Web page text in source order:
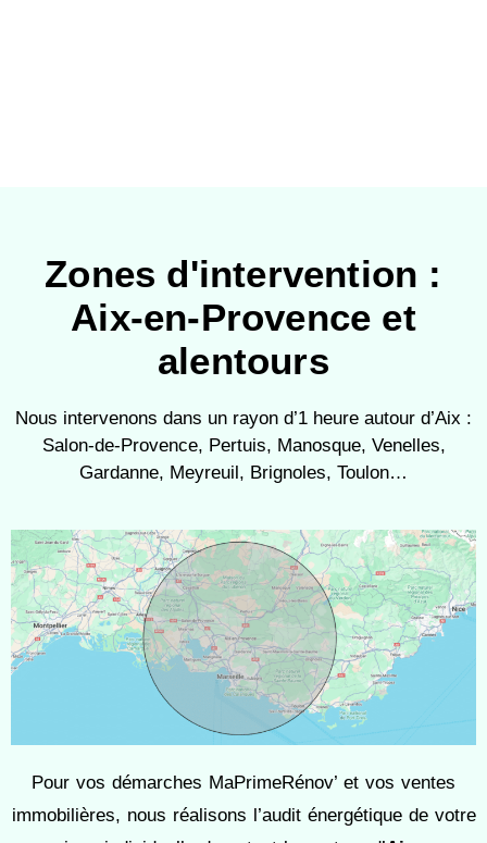
Zones d'intervention :
Aix-en-Provence et
alentours
Nous intervenons dans un rayon d’1 heure autour d’Aix :
Salon-de-Provence, Pertuis, Manosque, Venelles,
Gardanne, Meyreuil, Brignoles, Toulon…
Pour vos démarches MaPrimeRénov’ et vos ventes
immobilières, nous réalisons l’audit énergétique de votre